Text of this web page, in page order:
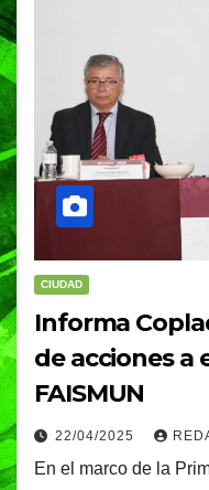
CIUDAD
Informa
de acciones a
FAISMUN
22/04/2025
En el marco de la